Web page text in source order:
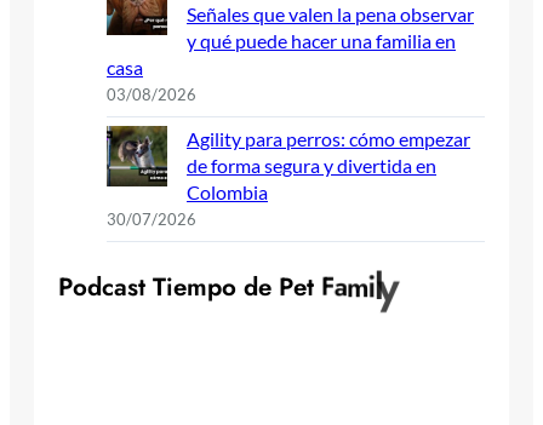
Señales que valen la pena observar
y qué puede hacer una familia en
casa
03/08/2026
Agility para perros: cómo empezar
de forma segura y divertida en
Colombia
30/07/2026
Podcast Tiempo de Pet Family